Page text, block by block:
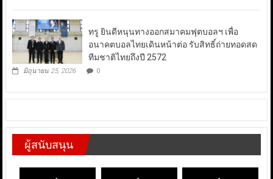
ทรู ยินดีหนุนทางออกสมาคมฟุตบอลฯ เพื่อ
อนาคตบอลไทยเดินหน้าต่อ รับสิทธิ์ถ่ายทอดสด
ทีมชาติไทยถึงปี 2572
มิถุนายน 25, 2026 0
ผู้สนับสนุน